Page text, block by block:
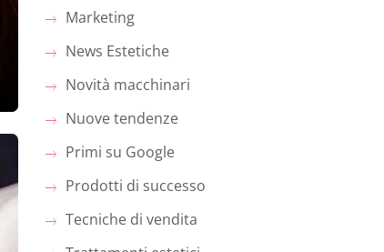
Marketing
News Estetiche
Novità macchinari
Nuove tendenze
Primi su Google
Prodotti di successo
Tecniche di vendita